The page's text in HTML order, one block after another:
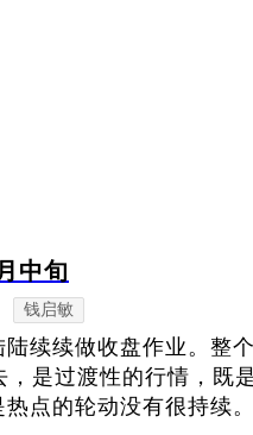
中旬
钱启敏
续续做收盘作业。整
是过渡性的行情，既
点的轮动没有很持续